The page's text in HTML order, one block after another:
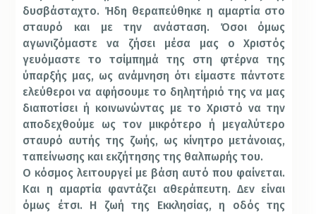
δυσβάσταχτο. Ήδη θεραπεύθηκε η αμαρτία στο
σταυρό και με την ανάσταση. Όσοι όμως
αγωνιζόμαστε να ζήσει μέσα μας ο Χριστός
γευόμαστε το τσίμπημά της στη φτέρνα της
ύπαρξής μας, ως ανάμνηση ότι είμαστε πάντοτε
ελεύθεροι να αφήσουμε το δηλητήριό της να μας
διαποτίσει ή κοινωνώντας με το Χριστό να την
αποδεχθούμε ως τον μικρότερο ή μεγαλύτερο
σταυρό αυτής της ζωής, ως κίνητρο μετάνοιας,
ταπείνωσης και εκζήτησης της θαλπωρής του.
Ο κόσμος λειτουργεί με βάση αυτό που φαίνεται.
Και η αμαρτία φαντάζει αθεράπευτη. Δεν είναι
όμως έτσι. Η ζωή της Εκκλησίας, η οδός της